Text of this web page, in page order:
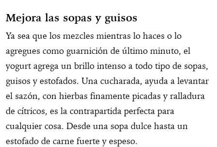
Mejora las sopas y guisos
Ya sea que los mezcles mientras lo haces o lo
agregues como guarnición de último minuto, el
yogurt agrega un brillo intenso a todo tipo de sopas,
guisos y estofados. Una cucharada, ayuda a levantar
el sazón, con hierbas finamente picadas y ralladura
de cítricos, es la contrapartida perfecta para
cualquier cosa. Desde una sopa dulce hasta un
estofado de carne fuerte y espeso.